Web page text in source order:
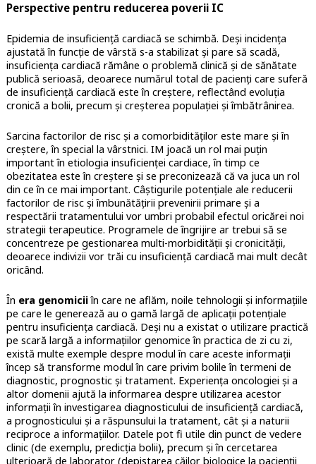
Perspective pentru reducerea poverii IC
Epidemia de insuficiență cardiacă se schimbă. Deși incidența
ajustată în funcție de vârstă s-a stabilizat și pare să scadă,
insuficiența cardiacă rămâne o problemă clinică și de sănătate
publică serioasă, deoarece numărul total de pacienți care suferă
de insuficiență cardiacă este în creștere, reflectând evoluția
cronică a bolii, precum și creșterea populației și îmbătrânirea.
Sarcina factorilor de risc și a comorbidităților este mare și în
creștere, în special la vârstnici. IM joacă un rol mai puțin
important în etiologia insuficienței cardiace, în timp ce
obezitatea este în creștere și se preconizează că va juca un rol
din ce în ce mai important. Câștigurile potențiale ale reducerii
factorilor de risc și îmbunătățirii prevenirii primare și a
respectării tratamentului vor umbri probabil efectul oricărei noi
strategii terapeutice. Programele de îngrijire ar trebui să se
concentreze pe gestionarea multi-morbidității și cronicității,
deoarece indivizii vor trăi cu insuficiență cardiacă mai mult decât
oricând.
În era genomiciiîn care ne aflăm, noile tehnologii și informațiile
pe care le generează au o gamă largă de aplicații potențiale
pentru insuficiența cardiacă. Deși nu a existat o utilizare practică
pe scară largă a informațiilor genomice în practica de zi cu zi,
există multe exemple despre modul în care aceste informații
încep să transforme modul în care privim bolile în termeni de
diagnostic, prognostic și tratament. Experiența oncologiei și a
altor domenii ajută la informarea despre utilizarea acestor
informații în investigarea diagnosticului de insuficiență cardiacă,
a prognosticului și a răspunsului la tratament, cât și a naturii
reciproce a informațiilor. Datele pot fi utile din punct de vedere
clinic (de exemplu, predicția bolii), precum și în cercetarea
ulterioară de laborator (depistarea căilor biologice la pacienții